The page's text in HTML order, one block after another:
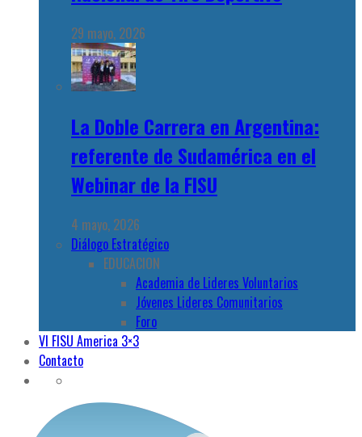
29 mayo, 2026
La Doble Carrera en Argentina:
referente de Sudamérica en el
Webinar de la FISU
4 mayo, 2026
Diálogo Estratégico
EDUCACION
Academia de Lideres Voluntarios
Jóvenes Lideres Comunitarios
Foro
VI FISU America 3×3
Contacto